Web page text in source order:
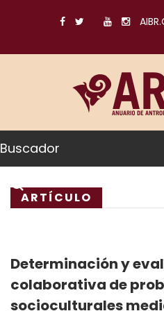
Buscador
ARTÍCULO
Determinación y
colaborativa de
socioculturales